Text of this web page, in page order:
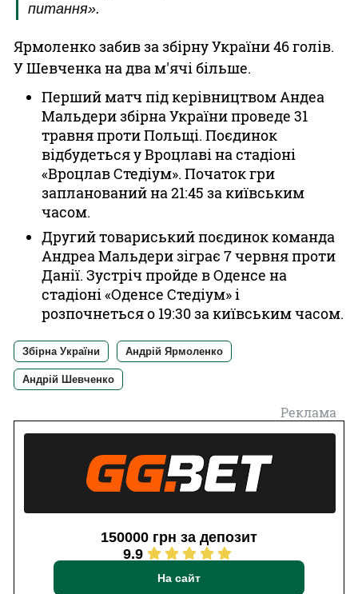
питання».
Ярмоленко забив за збірну України 46 голів.
У Шевченка на два м'ячі більше.
Перший матч під керівництвом Андеа
Мальдери збірна України проведе 31
травня проти Польщі. Поєдинок
відбудеться у Вроцлаві на стадіоні
«Вроцлав Стедіум». Початок гри
запланований на 21:45 за київським
часом.
Другий товариський поєдинок команда
Андреа Мальдери зіграє 7 червня проти
Данії. Зустріч пройде в Оденсе на
стадіоні «Оденсе Стедіум» і
розпочнеться о 19:30 за київським часом.
Збірна України Андрій Ярмоленко
Андрій Шевченко
Реклама
150000 грн за депозит
9.9
На сайт